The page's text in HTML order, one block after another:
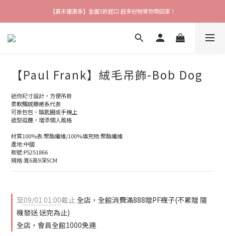
【爸氣猴厲害】 滿$888送襪子 再享吊飾加購價🎉
【夏末優惠季】全面5折起💥 超多好物等你帶回家！
【會員限定好禮】加入會員就送$200購物金 快來領取❗
【Paul Frank】絨毛吊飾-Bob Dog
迷你尺寸設計，方便吊掛
柔軟觸感療癒系代表
可掛包包、鑰匙圈或手機上
造型逗趣，增添個人風格
材質100%表:聚酯纖維/100%填充物:聚酯纖維
產地:中國
款號:P5251866
規格:寬6高9深5CM
至09/01 01:00截止全店，全館消費滿888贈PF襪子(不累贈 隨
機發送 送完為止)
全店，會員全館1000免運